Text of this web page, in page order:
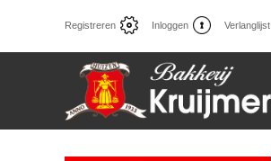
Registreren Inloggen Verlanglijst